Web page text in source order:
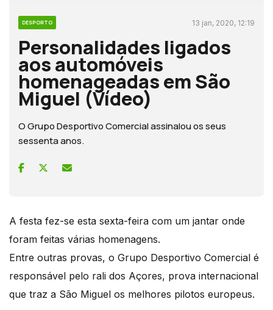
DESPORTO 13 jan, 2020, 12:19
Personalidades ligados
aos automóveis
homenageadas em São
Miguel (Vídeo)
O Grupo Desportivo Comercial assinalou os seus
sessenta anos.
A festa fez-se esta sexta-feira com um jantar onde
foram feitas várias homenagens.
Entre outras provas, o Grupo Desportivo Comercial é
responsável pelo rali dos Açores, prova internacional
que traz a São Miguel os melhores pilotos europeus.